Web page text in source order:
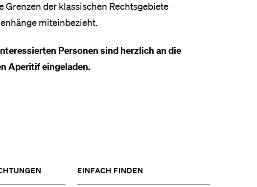
der klassischen Rechtsgebiete
miteinbezieht.
Personen sind herzlich an die
Aperitif eingeladen.
EINFACH FINDEN